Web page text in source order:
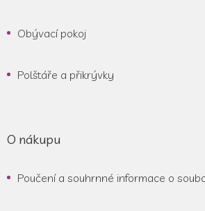
Obývací pokoj
Polštáře a přikrývky
O nákupu
Poučení a souhrnné informace o